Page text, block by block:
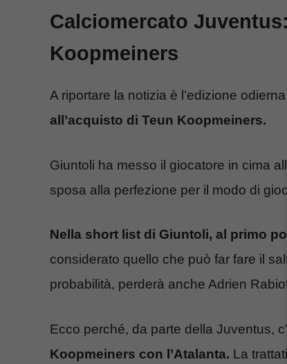
Calciomercato
Koopmeiners
A riportare la notizia è l’edizione
all’acquisto di Teun Koopmeiners.
Giuntoli ha messo il giocatore in cima
sposa alla perfezione per il modo di
Nella short list di Giuntoli, al primo
considerato quello che può far fare il
probabilità, perderà anche Adrien
Ecco perché, da parte della Juventus,
Koopmeiners con l’Atalanta. La